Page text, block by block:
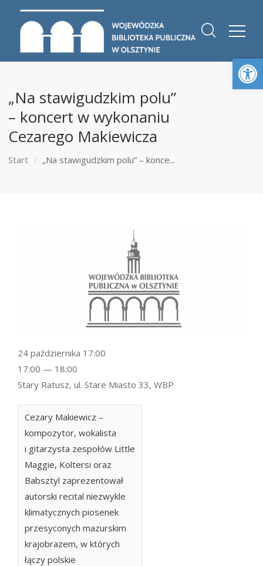
„Na stawigudzkim polu”
– koncert w wykonaniu
Cezarego Makiewicza
Start „Na stawigudzkim polu” – konce...
Cezary Makiewicz –
kompozytor, wokalista
i gitarzysta zespołów Little
Maggie, Koltersi oraz
Babsztyl zaprezentował
autorski recital niezwykle
klimatycznych piosenek
przesyconych mazurskim
krajobrazem, w których
łączy polskie
24 października 17:00
17:00 — 18:00
Stary Ratusz, ul. Stare Miasto 33, WBP